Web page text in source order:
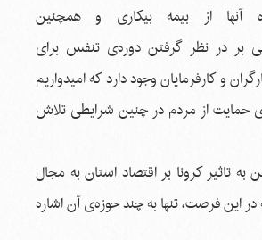
آنها از بیمه بیکاری و همچنین
بر در نظر گرفتن دوره‌ی تنفس برای
و کارفرمایان وجود دارد که امیدواریم
حمایت از مردم در چنین شرایطی تلاش
تاثیر کرونا بر اقتصاد استان به مجال
در این فرصت، تنها به چند حوزه‌ی آن اشاره